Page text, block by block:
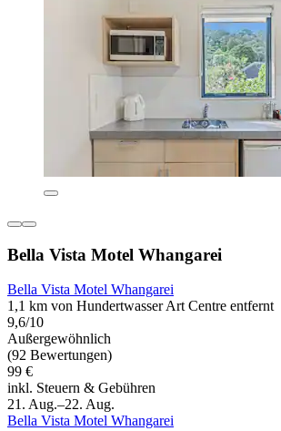
Bella Vista Motel Whangarei
Bella Vista Motel Whangarei
1,1 km von Hundertwasser Art Centre entfernt
9,6/10
Außergewöhnlich
(92 Bewertungen)
99 €
inkl. Steuern & Gebühren
21. Aug.–22. Aug.
Bella Vista Motel Whangarei